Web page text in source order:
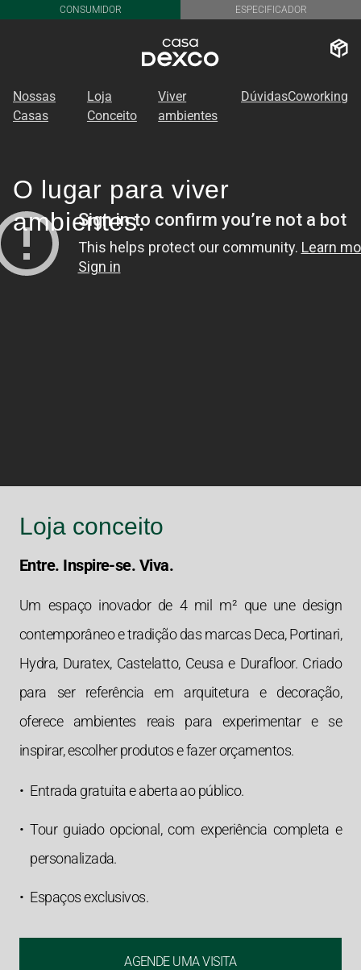
CONSUMIDOR ESPECIFICADOR
Nossas
Casas
Loja
Conceito
Viver
ambientes
DúvidasCoworking
O lugar para viver
ambientes.
Loja conceito
Entre. Inspire-se. Viva.
Um espaço inovador de 4 mil m² que une design
contemporâneo e tradição das marcas Deca, Portinari,
Hydra, Duratex, Castelatto, Ceusa e Durafloor. Criado
para ser referência em arquitetura e decoração,
oferece ambientes reais para experimentar e se
inspirar, escolher produtos e fazer orçamentos.
• Entrada gratuita e aberta ao público.
• Tour guiado opcional, com experiência completa e
personalizada.
• Espaços exclusivos.
AGENDE UMA VISITA